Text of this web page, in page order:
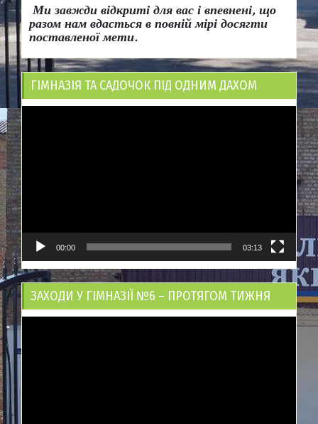
Ми завжди відкриті для вас і впевнені, що
разом нам вдасться в повній мірі досягти
поставленої мети.
ГІМНАЗІЯ ТА САДОЧОК ПІД ОДНИМ ДАХОМ
00:00 03:13
ЗАХОДИ У ГІМНАЗІЇ №6 – ПРОТЯГОМ ТИЖНЯ